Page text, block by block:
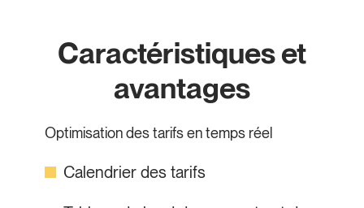
Caractéristiques et
avantages
Optimisation des tarifs en temps réel
Calendrier des tarifs